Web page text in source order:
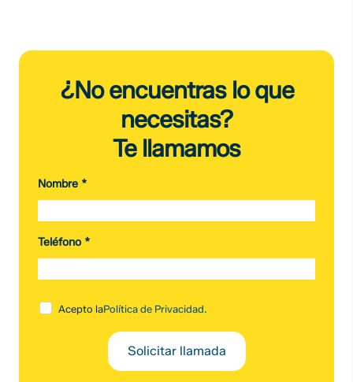
¿No encuentras lo que
necesitas?
Te llamamos
Nombre *
Teléfono *
Acepto laPolítica de Privacidad.